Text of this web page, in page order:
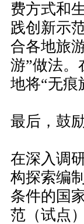
费方式和
践创新示
合各地旅
游”做法。
地将“无痕
最后，鼓
在深入调
构探索编
条件的国
范（试点